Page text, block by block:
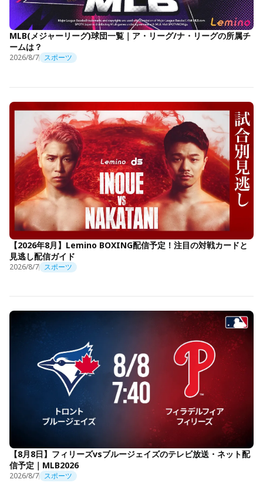
MLB(メジャーリーグ)球団一覧｜ア・リーグ/ナ・リーグの所属チ
ームは？
2026/8/7 スポーツ
【2026年8月】Lemino BOXING配信予定！注目の対戦カードと
見逃し配信ガイド
2026/8/7 スポーツ
【8月8日】フィリーズvsブルージェイズのテレビ放送・ネット配
信予定｜MLB2026
2026/8/7 スポーツ